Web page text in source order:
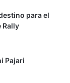
para el
Rally
Pajari